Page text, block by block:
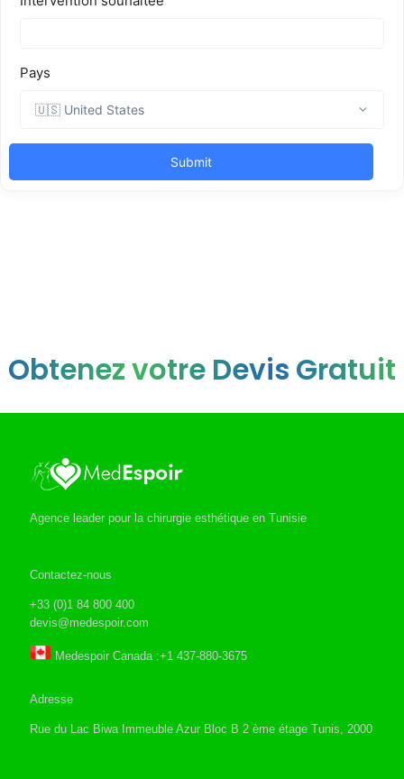
Obtenez votre Devis Gratuit
Agence leader pour la chirurgie esthétique en Tunisie
Contactez-nous
+33 (0)1 84 800 400
devis@medespoir.com
Medespoir Canada :+1 437-880-3675
Adresse
Rue du Lac Biwa Immeuble Azur Bloc B 2 ème étage Tunis, 2000